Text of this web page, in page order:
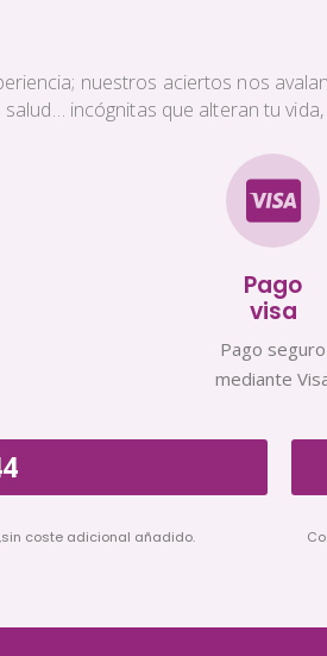
nuestros aciertos nos
incógnitas que alteran tu
Pago
visa
Pago seguro
mediante
coste adicional añadido.